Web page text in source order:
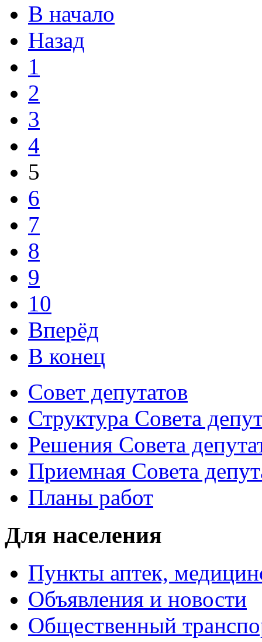
В начало
Назад
1
2
3
4
5
6
7
8
9
10
Вперёд
В конец
Совет депутатов
Структура Совета
Решения Совета
Приемная Совета
Планы работ
Для населения
Пункты аптек,
Объявления и новости
Общественный